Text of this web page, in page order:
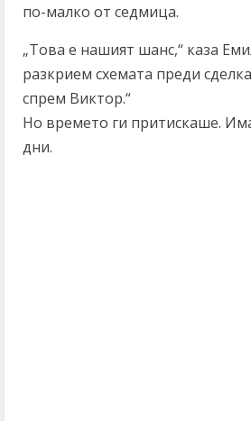
по-малко от седмица.
„Това е нашият шанс,“ каза
разкрием схемата преди
спрем Виктор.“
Но времето ги притискаше.
дни.